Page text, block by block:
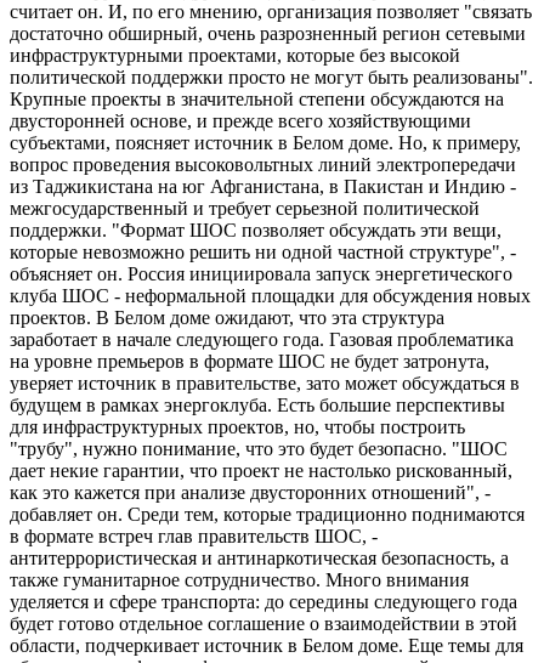
считает он. И, по его мнению, организация позволяет "связать
достаточно обширный, очень разрозненный регион сетевыми
инфраструктурными проектами, которые без высокой
политической поддержки просто не могут быть реализованы".
Крупные проекты в значительной степени обсуждаются на
двусторонней основе, и прежде всего хозяйствующими
субъектами, поясняет источник в Белом доме. Но, к примеру,
вопрос проведения высоковольтных линий электропередачи
из Таджикистана на юг Афганистана, в Пакистан и Индию -
межгосударственный и требует серьезной политической
поддержки. "Формат ШОС позволяет обсуждать эти вещи,
которые невозможно решить ни одной частной структуре", -
объясняет он. Россия инициировала запуск энергетического
клуба ШОС - неформальной площадки для обсуждения новых
проектов. В Белом доме ожидают, что эта структура
заработает в начале следующего года. Газовая проблематика
на уровне премьеров в формате ШОС не будет затронута,
уверяет источник в правительстве, зато может обсуждаться в
будущем в рамках энергоклуба. Есть большие перспективы
для инфраструктурных проектов, но, чтобы построить
"трубу", нужно понимание, что это будет безопасно. "ШОС
дает некие гарантии, что проект не настолько рискованный,
как это кажется при анализе двусторонних отношений", -
добавляет он. Среди тем, которые традиционно поднимаются
в формате встреч глав правительств ШОС, -
антитеррористическая и антинаркотическая безопасность, а
также гуманитарное сотрудничество. Много внимания
уделяется и сфере транспорта: до середины следующего года
будет готово отдельное соглашение о взаимодействии в этой
области, подчеркивает источник в Белом доме. Еще темы для